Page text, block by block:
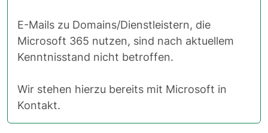
E-Mails zu Domains/Dienstleistern, die
Microsoft 365 nutzen, sind nach aktuellem
Kenntnisstand nicht betroffen.
Wir stehen hierzu bereits mit Microsoft in
Kontakt.